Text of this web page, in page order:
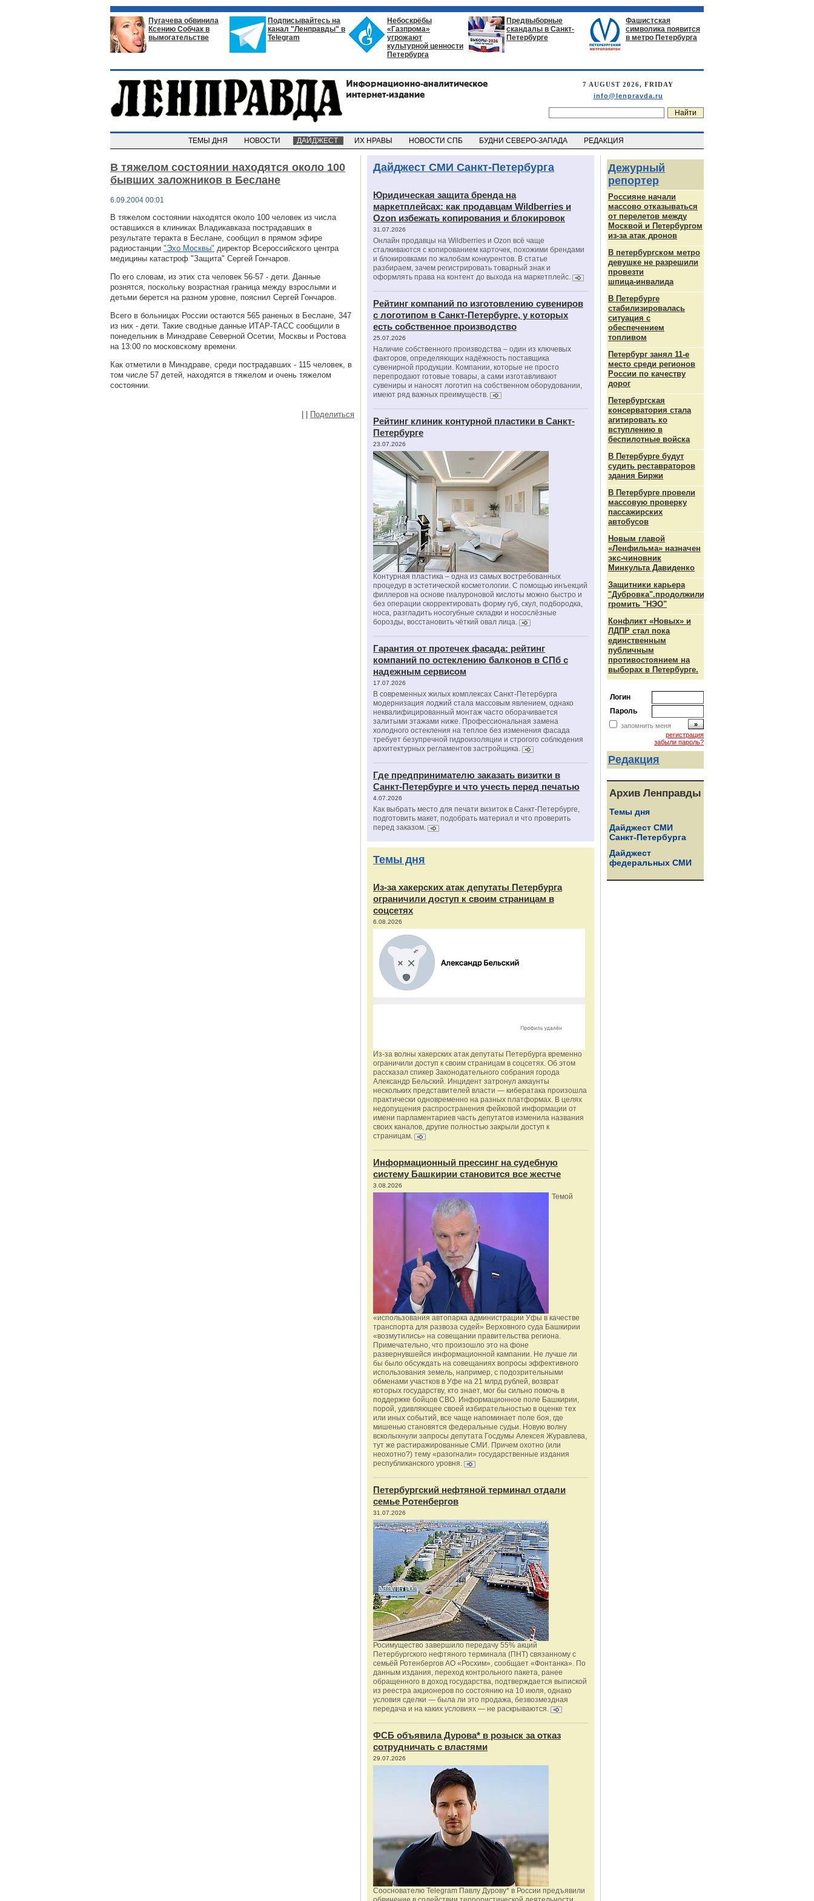
Пугачева обвинила
Ксению Собчак в
вымогательстве
Подписывайтесь на
канал "Ленправды" в
Telegram
Небоскрёбы
«Газпрома»
угрожают
культурной ценности
Петербурга
Предвыборные
скандалы в Санкт-
Петербурге
Фашистская
символика появится
в метро Петербурга
7 AUGUST 2026, FRIDAY
info@lenpravda.ru
ТЕМЫ ДНЯ НОВОСТИ ДАЙДЖЕСТ ИХ НРАВЫ НОВОСТИ СПБ БУДНИ СЕВЕРО-ЗАПАДА РЕДАКЦИЯ
В тяжелом состоянии находятся около 100
бывших заложников в Беслане
6.09.2004 00:01
В тяжелом состоянии находятся около 100 человек из числа
оставшихся в клиниках Владикавказа пострадавших в
результате теракта в Беслане, сообщил в прямом эфире
радиостанции "Эхо Москвы" директор Всероссийского центра
медицины катастроф "Защита" Сергей Гончаров.
По его словам, из этих ста человек 56-57 - дети. Данные
рознятся, поскольку возрастная граница между взрослыми и
детьми берется на разном уровне, пояснил Сергей Гончаров.
Всего в больницах России остаются 565 раненых в Беслане, 347
из них - дети. Такие сводные данные ИТАР-ТАСС сообщили в
понедельник в Минздраве Северной Осетии, Москвы и Ростова
на 13:00 по московскому времени.
Как отметили в Минздраве, среди пострадавших - 115 человек, в
том числе 57 детей, находятся в тяжелом и очень тяжелом
состоянии.
Поделиться
Дайджест СМИ Санкт-Петербурга
Юридическая защита бренда на
маркетплейсах: как продавцам Wildberries и
Ozon избежать копирования и блокировок
31.07.2026
Онлайн продавцы на Wildberries и Ozon всё чаще
сталкиваются с копированием карточек, похожими брендами
и блокировками по жалобам конкурентов. В статье
разбираем, зачем регистрировать товарный знак и
оформлять права на контент до выхода на маркетплейс.
Рейтинг компаний по изготовлению сувениров
с логотипом в Санкт-Петербурге, у которых
есть собственное производство
25.07.2026
Наличие собственного производства – один из ключевых
факторов, определяющих надёжность поставщика
сувенирной продукции. Компании, которые не просто
перепродают готовые товары, а сами изготавливают
сувениры и наносят логотип на собственном оборудовании,
имеют ряд важных преимуществ.
Рейтинг клиник контурной пластики в Санкт-
Петербурге
23.07.2026
Контурная пластика – одна из самых востребованных
процедур в эстетической косметологии. С помощью инъекций
филлеров на основе гиалуроновой кислоты можно быстро и
без операции скорректировать форму губ, скул, подбородка,
носа, разгладить носогубные складки и носослёзные
борозды, восстановить чёткий овал лица.
Гарантия от протечек фасада: рейтинг
компаний по остеклению балконов в СПб с
надежным сервисом
17.07.2026
В современных жилых комплексах Санкт-Петербурга
модернизация лоджий стала массовым явлением, однако
неквалифицированный монтаж часто оборачивается
залитыми этажами ниже. Профессиональная замена
холодного остекления на теплое без изменения фасада
требует безупречной гидроизоляции и строгого соблюдения
архитектурных регламентов застройщика.
Где предпринимателю заказать визитки в
Санкт-Петербурге и что учесть перед печатью
4.07.2026
Как выбрать место для печати визиток в Санкт-Петербурге,
подготовить макет, подобрать материал и что проверить
перед заказом.
Темы дня
Из‑за хакерских атак депутаты Петербурга
ограничили доступ к своим страницам в
соцсетях
6.08.2026
Из‑за волны хакерских атак депутаты Петербурга временно
ограничили доступ к своим страницам в соцсетях. Об этом
рассказал спикер Законодательного собрания города
Александр Бельский. Инцидент затронул аккаунты
нескольких представителей власти — кибератака произошла
практически одновременно на разных платформах. В целях
недопущения распространения фейковой информации от
имени парламентариев часть депутатов изменила названия
своих каналов, другие полностью закрыли доступ к
страницам.
Информационный прессинг на судебную
систему Башкирии становится все жестче
3.08.2026
Темой
«использования автопарка администрации Уфы в качестве
транспорта для развоза судей» Верховного суда Башкирии
«возмутились» на совещании правительства региона.
Примечательно, что произошло это на фоне
развернувшейся информационной кампании. Не лучше ли
бы было обсуждать на совещаниях вопросы эффективного
использования земель, например, с подозрительными
обменами участков в Уфе на 21 млрд рублей, возврат
которых государству, кто знает, мог бы сильно помочь в
поддержке бойцов СВО. Информационное поле Башкирии,
порой, удивляющее своей избирательностью в оценке тех
или иных событий, все чаще напоминает поле боя, где
мишенью становятся федеральные судьи. Новую волну
всколыхнули запросы депутата Госдумы Алексея Журавлева,
тут же растиражированные СМИ. Причем охотно (или
неохотно?) тему «разогнали» государственные издания
республиканского уровня.
Петербургский нефтяной терминал отдали
семье Ротенбергов
31.07.2026
Росимущество завершило передачу 55% акций
Петербургского нефтяного терминала (ПНТ) связанному с
семьёй Ротенбергов АО «Росхим», сообщает «Фонтанка». По
данным издания, переход контрольного пакета, ранее
обращенного в доход государства, подтверждается выпиской
из реестра акционеров по состоянию на 10 июля, однако
условия сделки — была ли это продажа, безвозмездная
передача и на каких условиях — не раскрываются.
ФСБ объявила Дурова* в розыск за отказ
сотрудничать с властями
29.07.2026
Сооснователю Telegram Павлу Дурову* в России предъявили
Дежурный
репортер
Россияне начали
массово отказываться
от перелетов между
Москвой и Петербургом
из-за атак дронов
В петербургском метро
девушке не разрешили
провезти
шпица‑инвалида
В Петербурге
стабилизировалась
ситуация с
обеспечением
топливом
Петербург занял 11-е
место среди регионов
России по качеству
дорог
Петербургская
консерватория стала
агитировать ко
вступлению в
беспилотные войска
В Петербурге будут
судить реставраторов
здания Биржи
В Петербурге провели
массовую проверку
пассажирских
автобусов
Новым главой
«Ленфильма» назначен
экс-чиновник
Минкульта Давиденко
Защитники карьера
"Дубровка".продолжили
громить "НЭО"
Конфликт «Новых» и
ЛДПР стал пока
единственным
публичным
противостоянием на
выборах в Петербурге.
Логин
Пароль
запомнить меня
регистрация
забыли пароль?
Редакция
Архив Ленправды
Темы дня
Дайджест СМИ
Санкт-Петербурга
Дайджест
федеральных СМИ